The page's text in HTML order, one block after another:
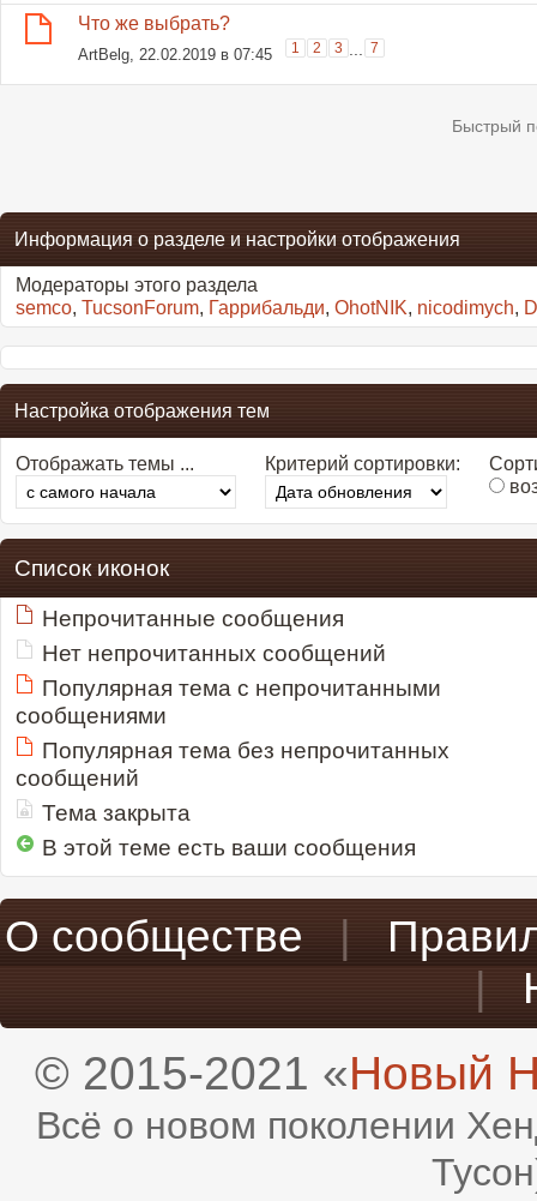
Что же выбрать?
ArtBelg , 22.02.2019 в 07:45 1 2 3 7
Быстрый
Информация о разделе и настройки отображения
Модераторы этого раздела
semco, TucsonForum, Гаррибальди, OhotNIK, nicodimych,
Настройка отображения тем
Отображать темы ... Критерий сортировки:
Список иконок
Непрочитанные сообщения
Нет непрочитанных сообщений
Популярная тема с непрочитанными
сообщениями
Популярная тема без непрочитанных
сообщений
Тема закрыта
В этой теме есть ваши сообщения
О сообществе
© 2015-2021 «Новый
Всё о новом поколении